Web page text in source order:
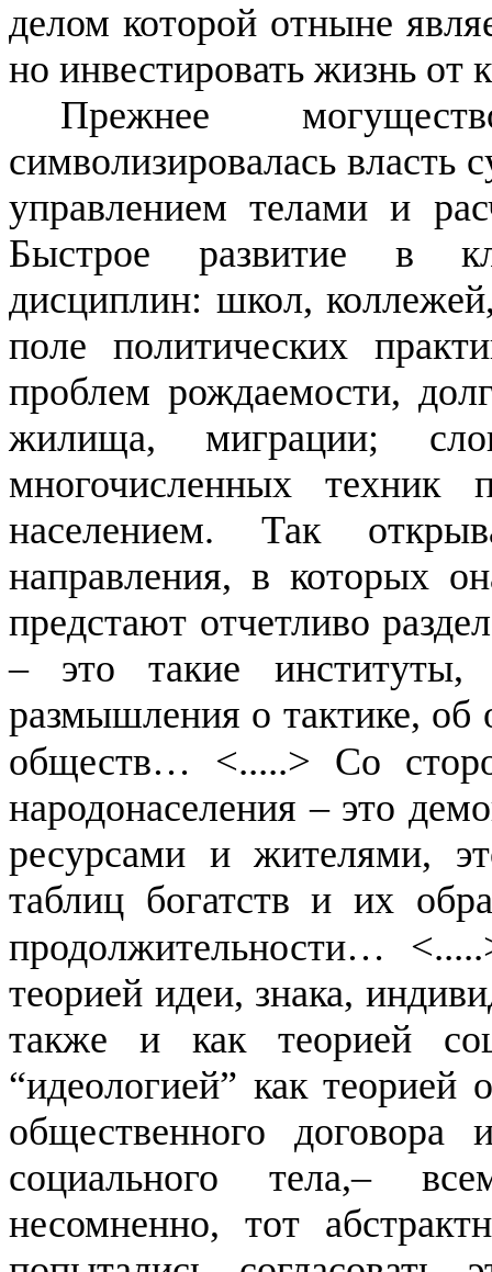
делом которой отныне
но инвестировать жизнь от
Прежнее
символизировалась власть
управлением телами и
Быстрое развитие в
дисциплин: школ,
поле политических
проблем рождаемости,
жилища, миграции;
многочисленных
населением. Так
направления, в которых
предстают отчетливо
– это такие
размышления о тактике, об
обществ… <.....> Со
народонаселения – это
ресурсами и жителями,
таблиц богатств и их
продолжительности…
теорией идеи, знака,
также и как теорией
“идеологией” как теорией
общественного договора
социального тела,–
несомненно, тот